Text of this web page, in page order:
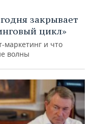
закрывает
цикл»
маркетинг и что
волны